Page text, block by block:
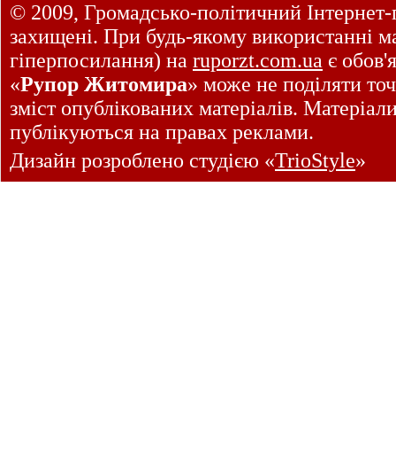
© 2009, Громадсько-політичний
захищені. При будь-якому використанні
гіперпосилання) на ruporzt.com.ua є
«Рупор Житомира» може не поділяти
зміст опублікованих матеріалів.
публікуються на правах реклами.
Дизайн розроблено студією «TrioStyle»